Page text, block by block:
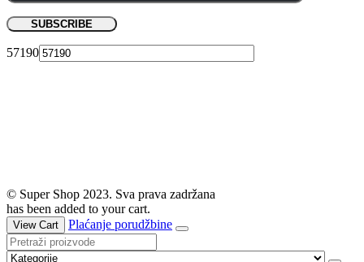
57190
© Super Shop 2023. Sva prava zadržana
has been added to your cart.
View Cart Plaćanje porudžbine